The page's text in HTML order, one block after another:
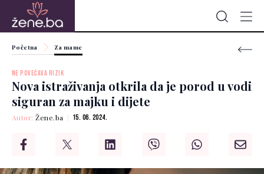
Početna Za mame
NE POVEĆAVA RIZIK
Nova istraživanja otkrila da je porod u vodi
siguran za majku i dijete
Autor:Žene.ba 15. 06. 2024.